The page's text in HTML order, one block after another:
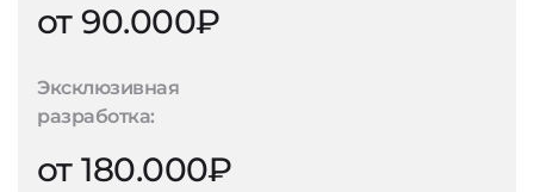
от 90.000₽
Эксклюзивная
разработка:
от 180.000₽